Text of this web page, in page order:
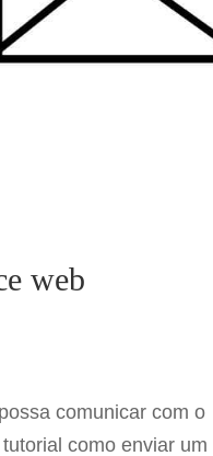
web
comunicar com o
como enviar um